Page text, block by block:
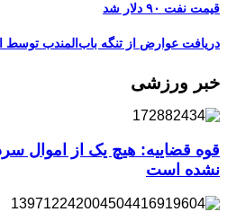
قیمت نفت ۹۰ دلار شد
دریافت عوارض از تنگه باب‌المندب توسط
خبر ورزشی
قوه قضاییه: هیچ یک از اموال
نشده است